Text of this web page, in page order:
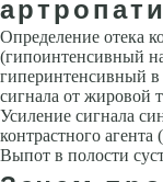
Определение отека
(гипоинтенсивный
гиперинтенсивный
сигнала от жировой
Усиление сигнала
контрастного агента
Выпот в полости